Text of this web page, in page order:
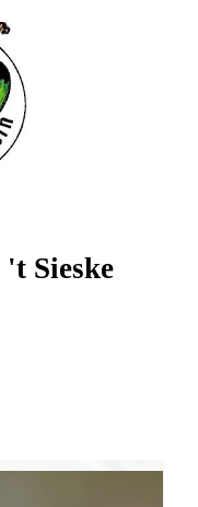
't Sieske